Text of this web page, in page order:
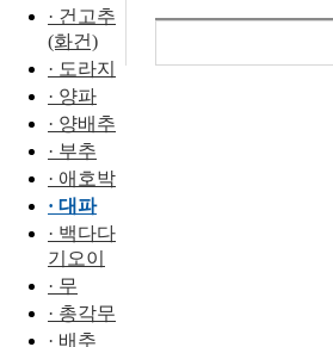
· 건고추
(화건)
· 도라지
· 양파
· 양배추
· 부추
· 애호박
· 대파
· 백다다
기오이
· 무
· 총각무
· 배추